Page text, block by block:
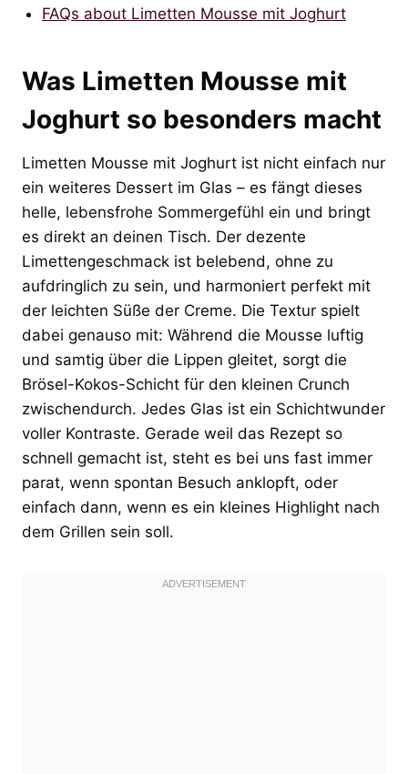
FAQs about Limetten Mousse mit Joghurt
Was Limetten Mousse mit
Joghurt so besonders macht
Limetten Mousse mit Joghurt ist nicht einfach nur
ein weiteres Dessert im Glas – es fängt dieses
helle, lebensfrohe Sommergefühl ein und bringt
es direkt an deinen Tisch. Der dezente
Limettengeschmack ist belebend, ohne zu
aufdringlich zu sein, und harmoniert perfekt mit
der leichten Süße der Creme. Die Textur spielt
dabei genauso mit: Während die Mousse luftig
und samtig über die Lippen gleitet, sorgt die
Brösel-Kokos-Schicht für den kleinen Crunch
zwischendurch. Jedes Glas ist ein Schichtwunder
voller Kontraste. Gerade weil das Rezept so
schnell gemacht ist, steht es bei uns fast immer
parat, wenn spontan Besuch anklopft, oder
einfach dann, wenn es ein kleines Highlight nach
dem Grillen sein soll.